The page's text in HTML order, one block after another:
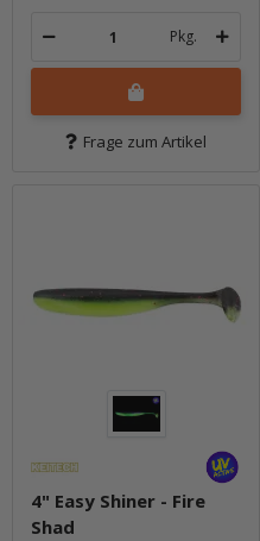
Pkg.
Frage zum Artikel
4" Easy Shiner - Fire
Shad